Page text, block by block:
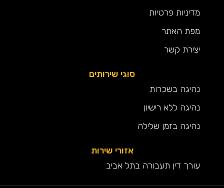
מדיניות פרטיות
מפת האתר
יצירת קשר
סוגי שירותים
נהיגה בשכרות
נהיגה ללא רישיון
נהיגה בזמן שלילה
אזורי שירות
עורך דין תעבורה בתל אביב